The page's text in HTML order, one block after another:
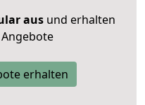
ausund erhalten
erhalten